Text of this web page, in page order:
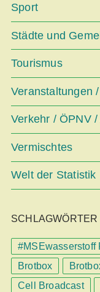
Sport
Städte und
Tourismus
Veranstaltungen
Verkehr / ÖPNV
Vermischtes
Welt der Statistik
SCHLAGWÖRTER
#MSEwasserstoff
Brotbox
Cell Broadcast